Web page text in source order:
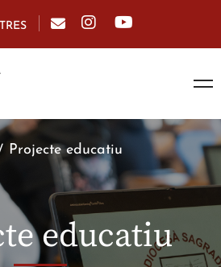
Projecte educatiu
educatiu